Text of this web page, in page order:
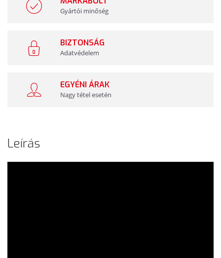
Gyártói minőség
BIZTONSÁG
Adatvédelem
EGYÉNI ÁRAK
Nagy tétel esetén
Leírás